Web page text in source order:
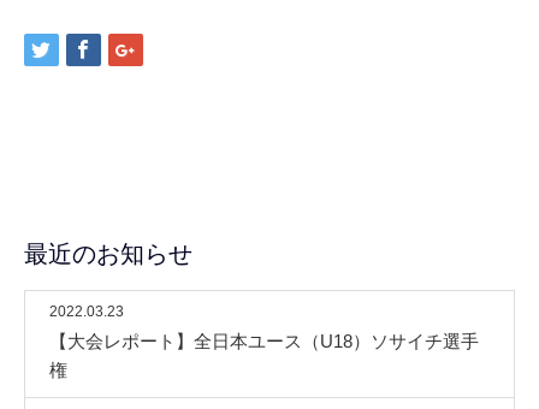
最近のお知らせ
2022.03.23
【大会レポート】全日本ユース（U18）ソサイチ選手
権